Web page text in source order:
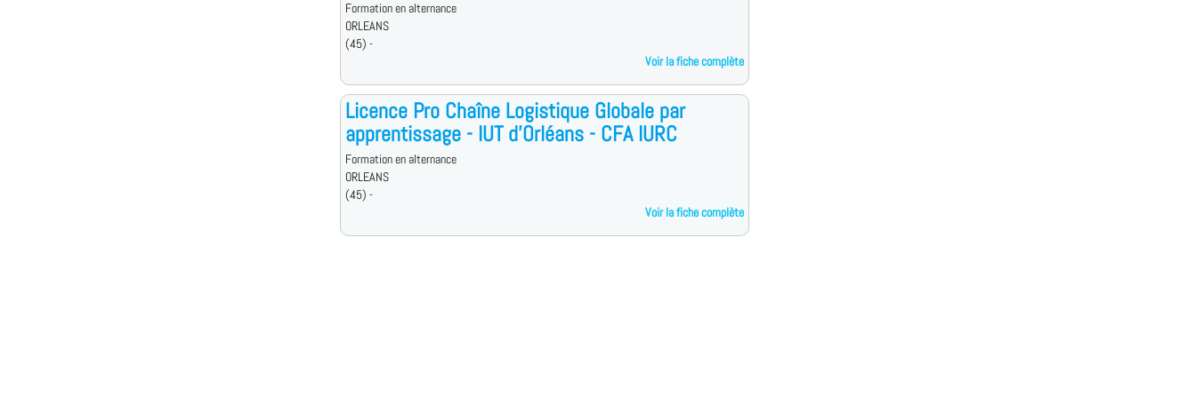
Formation en alternance
ORLEANS
(45) -
Voir la fiche complète
Licence Pro Chaîne Logistique Globale par
apprentissage - IUT d'Orléans - CFA IURC
Formation en alternance
ORLEANS
(45) -
Voir la fiche complète